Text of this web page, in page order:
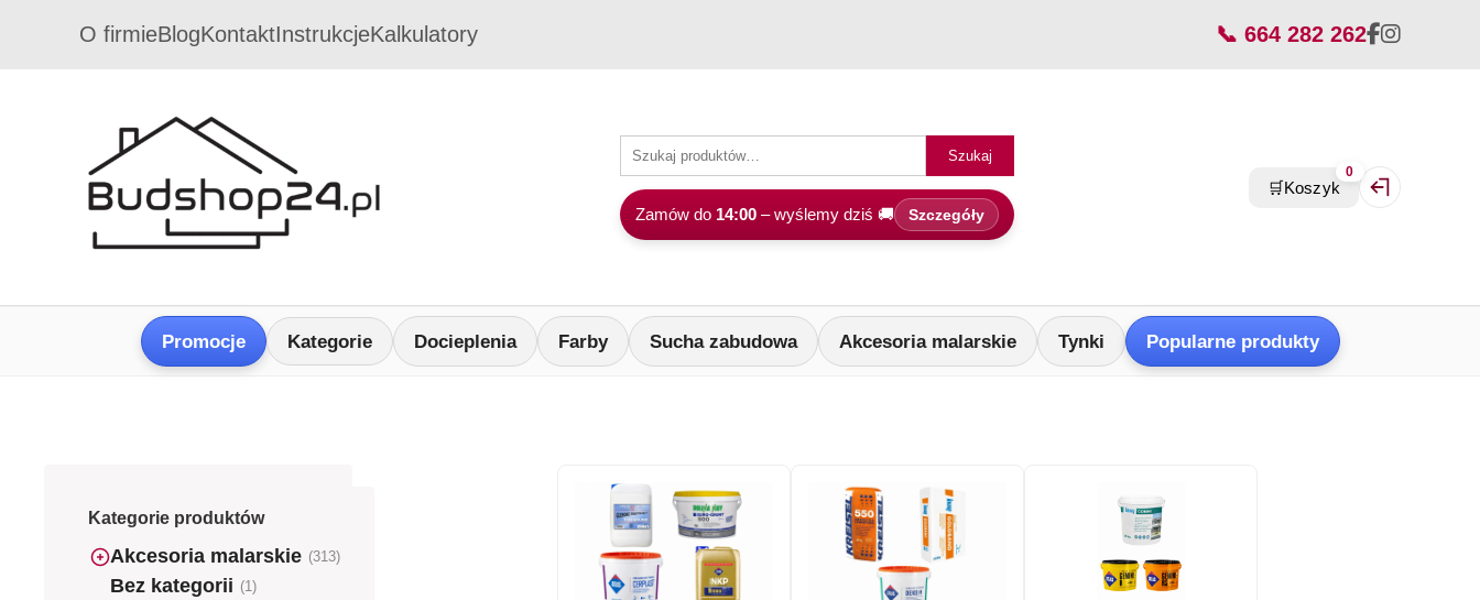
O firmieBlogKontaktInstrukcjeKalkulatory 📞 664 282 262
Szukaj
Zamów do 14:00– wyślemy dziś 🚚 Szczegóły
🛒Koszyk
0
Zaloguj się /
Promocje Kategorie Docieplenia Farby Sucha zabudowa Akcesoria malarskie Tynki Popularne produkty
Kategorie produktów
Akcesoria malarskie (313)
Bez kategorii (1)